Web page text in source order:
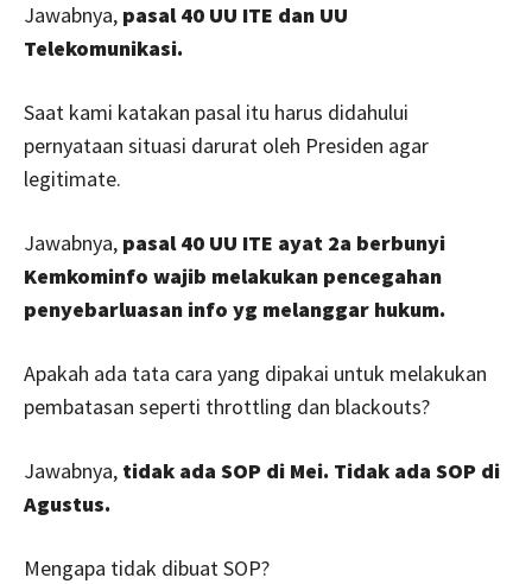
Jawabnya, pasal 40 UU ITE dan UU
Telekomunikasi.
Saat kami katakan pasal itu harus didahului
pernyataan situasi darurat oleh Presiden agar
legitimate.
Jawabnya, pasal 40 UU ITE ayat 2a berbunyi
Kemkominfo wajib melakukan pencegahan
penyebarluasan info yg melanggar hukum.
Apakah ada tata cara yang dipakai untuk melakukan
pembatasan seperti throttling dan blackouts?
Jawabnya, tidak ada SOP di Mei. Tidak ada SOP di
Agustus.
Mengapa tidak dibuat SOP?